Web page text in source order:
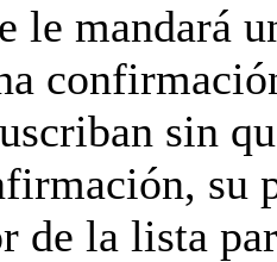
le mandará
sin
su
de la lista